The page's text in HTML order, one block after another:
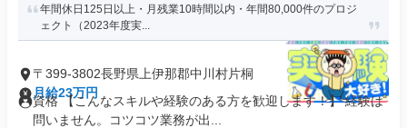
年間休日125日以上・月残業10時間以内・年間80,000件のプロジ
ェクト（2023年度実...
〒399-3802長野県上伊那郡中川村片桐
月給23万円
資格 【こんなスキルや経験のある方を歓迎します！】 経験は
問いません。コツコツ業務が出...